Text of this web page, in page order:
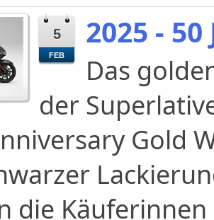
5
FEB
2025 -
Das
der
Gold
die